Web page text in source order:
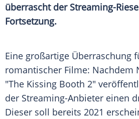
überrascht der Streaming-
Fortsetzung.
Eine großartige Überraschung
romantischer Filme: Nachdem
"The Kissing Booth 2"
der Streaming-Anbieter einen
Dieser soll bereits 2021